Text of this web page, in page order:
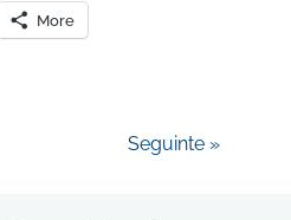
More
Seguinte »